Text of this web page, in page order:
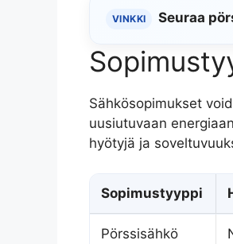
VINKKI Seuraa
Sähkösopimukset
uusiutuvaan
hyötyjä ja
Sopimustyyppi
Pörssisähkö